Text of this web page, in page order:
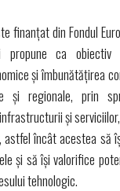
finanțat din Fondul
propune ca obiectiv
și îmbunătățirea
și regionale, prin
și
astfel încât acestea să
și să își valorifice
tehnologic.